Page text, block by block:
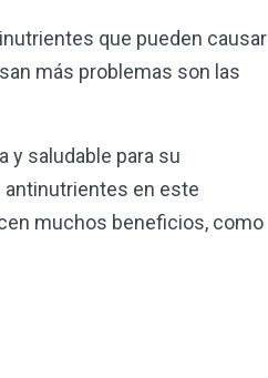
que pueden causar
más problemas son las
y saludable para su
antinutrientes en este
muchos beneficios, como